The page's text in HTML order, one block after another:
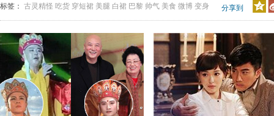
标签： 古灵精怪 吃货 穿短裙 美腿 白裙 巴黎 帅气 美食 微博 变身 分享到